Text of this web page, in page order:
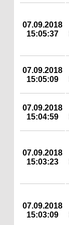
07.09.2018
15:05:37
07.09.2018
15:05:09
07.09.2018
15:04:59
07.09.2018
15:03:23
07.09.2018
15:03:09